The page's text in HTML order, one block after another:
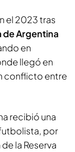
el 2023 tras
de Argentina
en
llegó en
conflicto entre
recibió una
por
la Reserva